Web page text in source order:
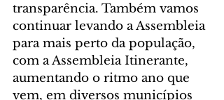
transparência. Também vamos
continuar levando a Assembleia
para mais perto da população,
com a Assembleia Itinerante,
aumentando o ritmo ano que
vem, em diversos municípios